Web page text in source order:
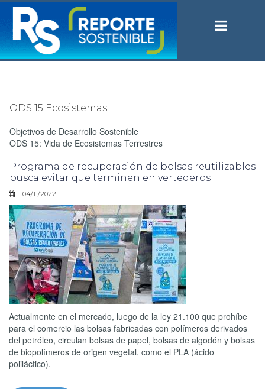
ODS 15 Ecosistemas
Objetivos de Desarrollo Sostenible
ODS 15: Vida de Ecosistemas Terrestres
Programa de recuperación de bolsas reutilizables
busca evitar que terminen en vertederos
04/11/2022
Actualmente en el mercado, luego de la ley 21.100 que prohíbe
para el comercio las bolsas fabricadas con polímeros derivados
del petróleo, circulan bolsas de papel, bolsas de algodón y bolsas
de biopolímeros de origen vegetal, como el PLA (ácido
poliláctico).